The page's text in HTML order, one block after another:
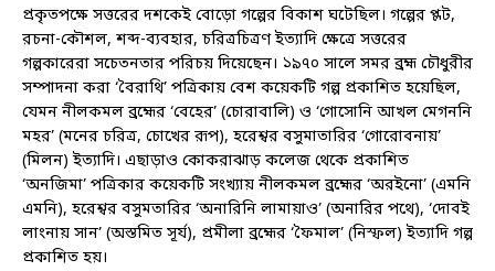
প্রকৃতপক্ষে সত্তরের দশকেই বোড়ো গল্পের বিকাশ ঘটেছিল। গল্পের প্লট,
রচনা-কৌশল, শব্দ-ব্যবহার, চরিত্রচিত্রণ ইত্যাদি ক্ষেত্রে সত্তরের
গল্পকারেরা সচেতনতার পরিচয় দিয়েছেন। ১৯৭০ সালে সমর ব্রহ্ম চৌধুরীর
সম্পাদনা করা ‘বৈরাথি’ পত্রিকায় বেশ কয়েকটি গল্প প্রকাশিত হয়েছিল,
যেমন নীলকমল ব্রহ্মের ‘বেহের’ (চোরাবালি) ও ‘গোসোনি আখল মেগননি
মহর’ (মনের চরিত্র, চোখের রূপ), হরেশ্বর বসুমাতারির ‘গোরোবনায়’
(মিলন) ইত্যাদি। এছাড়াও কোকরাঝাড় কলেজ থেকে প্রকাশিত
‘অনজিমা’ পত্রিকার কয়েকটি সংখ্যায় নীলকমল ব্রহ্মের ‘অরইনো’ (এমনি
এমনি), হরেশ্বর বসুমতারির ‘অনারিনি লামায়াও’ (অনারির পথে), ‘দোবই
লাংনায় সান’ (অস্তমিত সূর্য), প্রমীলা ব্রহ্মের ‘ফৈমাল’ (নিস্ফল) ইত্যাদি গল্প
প্রকাশিত হয়।